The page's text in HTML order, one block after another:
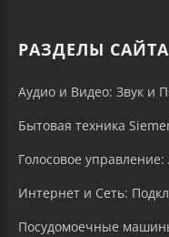
РАЗДЕЛЫ САЙТА
Аудио и Видео: Звук и
Бытовая техника
Голосовое
Интернет и Сеть:
Посудомоечные